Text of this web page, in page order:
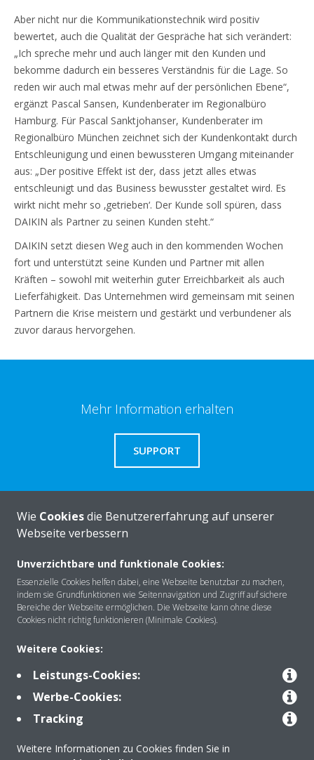
Aber nicht nur die Kommunikationstechnik wird positiv
bewertet, auch die Qualität der Gespräche hat sich verändert:
„Ich spreche mehr und auch länger mit den Kunden und
bekomme dadurch ein besseres Verständnis für die Lage. So
reden wir auch mal etwas mehr auf der persönlichen Ebene“,
ergänzt Pascal Sansen, Kundenberater im Regionalbüro
Hamburg. Für Pascal Sanktjohanser, Kundenberater im
Regionalbüro München zeichnet sich der Kundenkontakt durch
Entschleunigung und einen bewussteren Umgang miteinander
aus: „Der positive Effekt ist der, dass jetzt alles etwas
entschleunigt und das Business bewusster gestaltet wird. Es
wirkt nicht mehr so ‚getrieben‘. Der Kunde soll spüren, dass
DAIKIN als Partner zu seinen Kunden steht.“
DAIKIN setzt diesen Weg auch in den kommenden Wochen
fort und unterstützt seine Kunden und Partner mit allen
Kräften – sowohl mit weiterhin guter Erreichbarkeit als auch
Lieferfähigkeit. Das Unternehmen wird gemeinsam mit seinen
Partnern die Krise meistern und gestärkt und verbundener als
zuvor daraus hervorgehen.
Mehr Information erhalten
SUPPORT
KONTAKTIEREN SIE UNS
Über DAIKIN
Anwendungsbereiche
Wie Cookiesdie Benutzererfahrung auf unserer
Webseite verbessern
Unverzichtbare und funktionale Cookies:
Essenzielle Cookies helfen dabei, eine Webseite benutzbar zu machen,
indem sie Grundfunktionen wie Seitennavigation und Zugriff auf sichere
Bereiche der Webseite ermöglichen. Die Webseite kann ohne diese
Cookies nicht richtig funktionieren (Minimale Cookies).
Weitere Cookies:
Leistungs-Cookies:
Werbe-Cookies:
Tracking
Weitere Informationen zu Cookies finden Sie in